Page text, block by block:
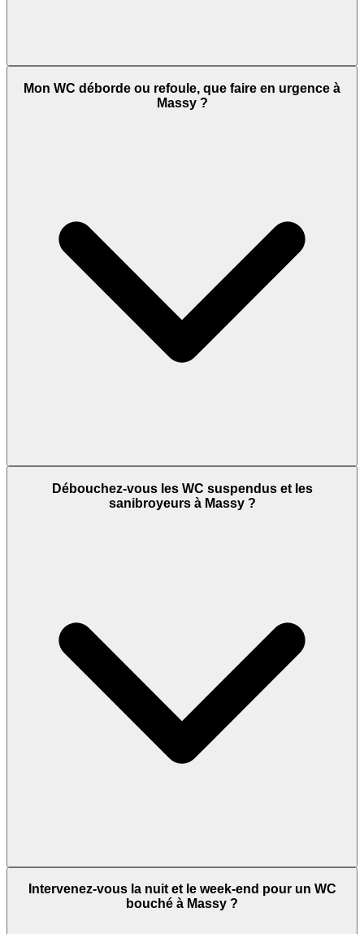
Mon WC déborde ou refoule, que faire en urgence à
Massy ?
Débouchez-vous les WC suspendus et les
sanibroyeurs à Massy ?
Intervenez-vous la nuit et le week-end pour un WC
bouché à Massy ?